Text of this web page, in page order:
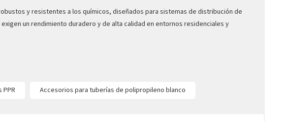
y resistentes a los químicos, diseñados para sistemas de distribución de
un rendimiento duradero y de alta calidad en entornos residenciales y
Accesorios para tuberías de polipropileno blanco